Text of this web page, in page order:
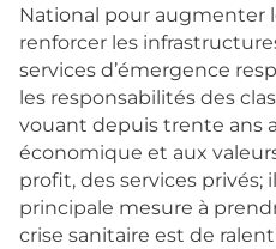
National pour augmenter
renforcer les
services d’émergence
les responsabilités des
vouant depuis trente ans
économique et aux
profit, des services
principale mesure à
crise sanitaire est de